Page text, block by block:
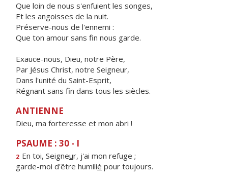
Que loin de nous s'enfuient les songes,
Et les angoisses de la nuit.
Préserve-nous de l'ennemi :
Que ton amour sans fin nous garde.
Exauce-nous, Dieu, notre Père,
Par Jésus Christ, notre Seigneur,
Dans l'unité du Saint-Esprit,
Régnant sans fin dans tous les siècles.
ANTIENNE
Dieu, ma forteresse et mon abri !
PSAUME : 30 - I
2 En toi, Seigneur, j'ai mon refuge ;
garde-moi d'être humilié pour toujours.